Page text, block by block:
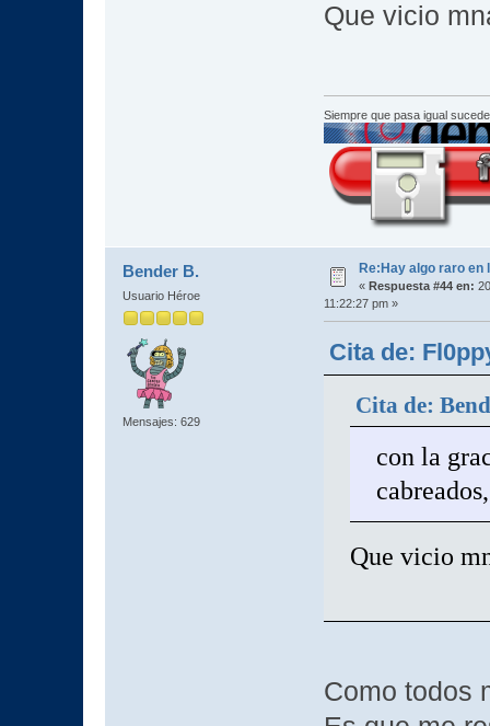
Que vicio
Siempre que pasa igual
Bender B.
Usuario Héroe
Mensajes: 629
Re:Hay algo raro en
« Respuesta #44 en:
11:22:27 pm »
Cita de:
Cita de:
con la
Que vicio
Como